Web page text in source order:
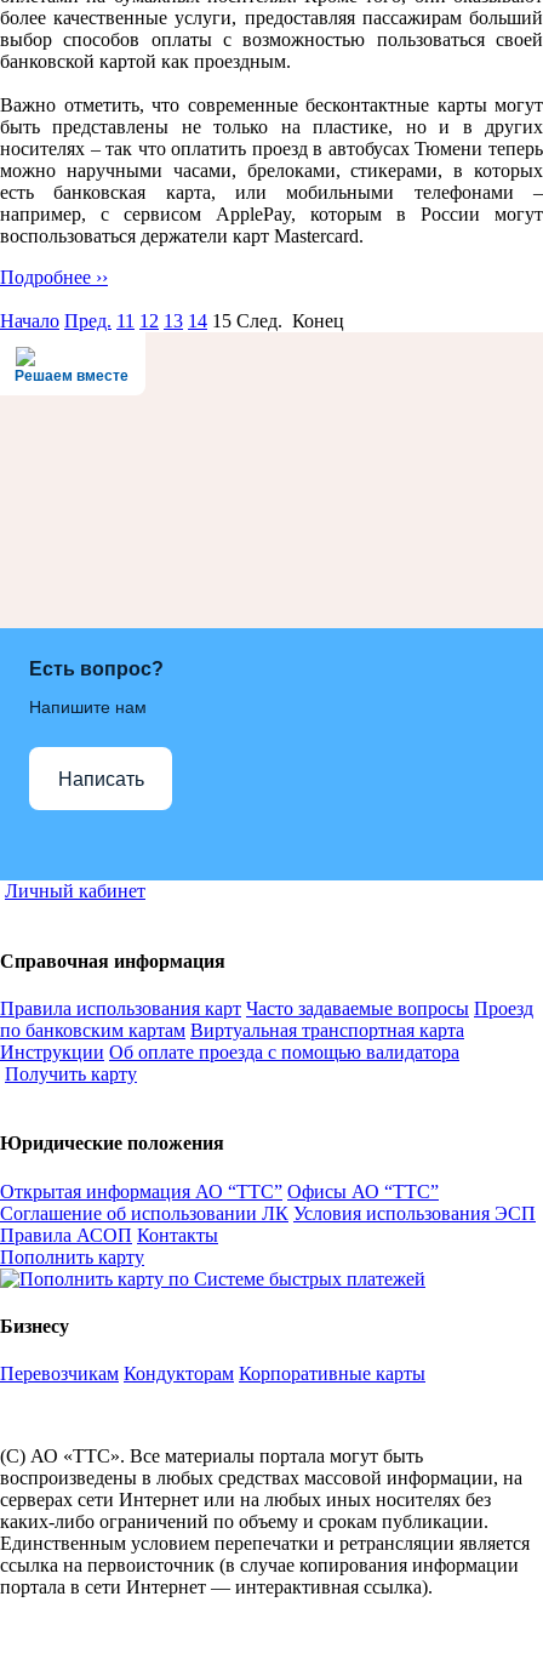
более качественные услуги, предоставляя пассажирам больший
выбор способов оплаты с возможностью пользоваться своей
банковской картой как проездным.
Важно отметить, что современные бесконтактные карты могут
быть представлены не только на пластике, но и в других
носителях – так что оплатить проезд в автобусах Тюмени теперь
можно наручными часами, брелоками, стикерами, в которых
есть банковская карта, или мобильными телефонами –
например, с сервисом ApplePay, которым в России могут
воспользоваться держатели карт Mastercard.
Подробнее ››
Начало Пред. 11 12 13 14 15 След. Конец
Решаем вместе
Есть вопрос?
Напишите нам
Написать
Личный кабинет
Справочная информация
Правила использования карт Часто задаваемые вопросы Проезд
по банковским картам Виртуальная транспортная карта
Инструкции Об оплате проезда с помощью валидатора
Получить карту
Юридические положения
Открытая информация АО “ТТС” Офисы АО “ТТС”
Соглашение об использовании ЛК Условия использования ЭСП
Правила АСОП Контакты
Пополнить карту
Бизнесу
Перевозчикам Кондукторам Корпоративные карты
(С) АО «ТТС». Все материалы портала могут быть
воспроизведены в любых средствах массовой информации, на
серверах сети Интернет или на любых иных носителях без
каких-либо ограничений по объему и срокам публикации.
Единственным условием перепечатки и ретрансляции является
ссылка на первоисточник (в случае копирования информации
портала в сети Интернет — интерактивная ссылка).